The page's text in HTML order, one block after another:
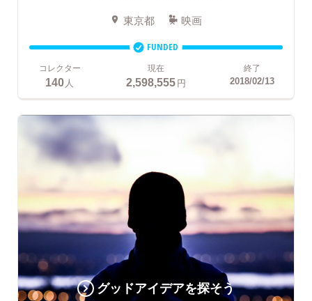
東京都 映画
FUNDED
コレクター
140 人
現在
2,598,555円
終了
2018/02/13
グッドアイデアを探そう